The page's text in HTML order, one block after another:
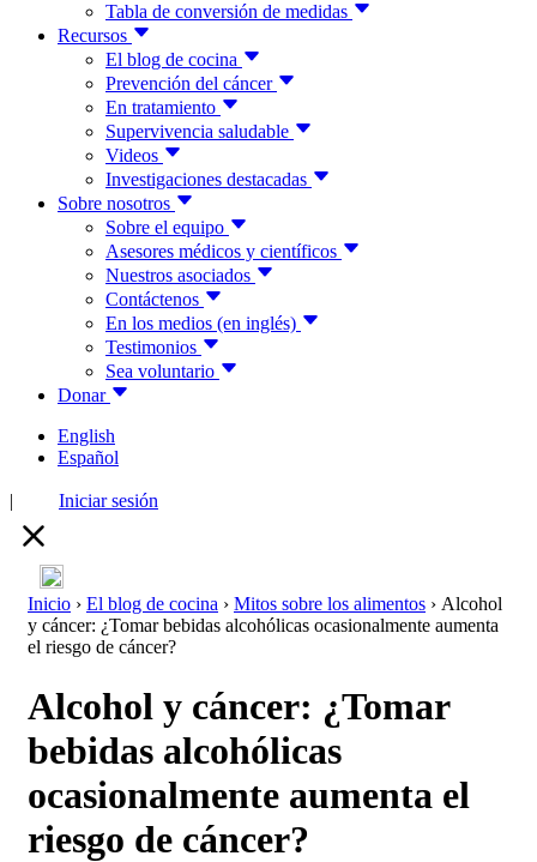
Tabla de conversión de medidas
Recursos
El blog de cocina
Prevención del cáncer
En tratamiento
Supervivencia saludable
Videos
Investigaciones destacadas
Sobre nosotros
Sobre el equipo
Asesores médicos y científicos
Nuestros asociados
Contáctenos
En los medios (en inglés)
Testimonios
Sea voluntario
Donar
English
Español
| Iniciar sesión
Inicio › El blog de cocina › Mitos sobre los alimentos › Alcohol
y cáncer: ¿Tomar bebidas alcohólicas ocasionalmente aumenta
el riesgo de cáncer?
Alcohol y cáncer: ¿Tomar
bebidas alcohólicas
ocasionalmente aumenta el
riesgo de cáncer?